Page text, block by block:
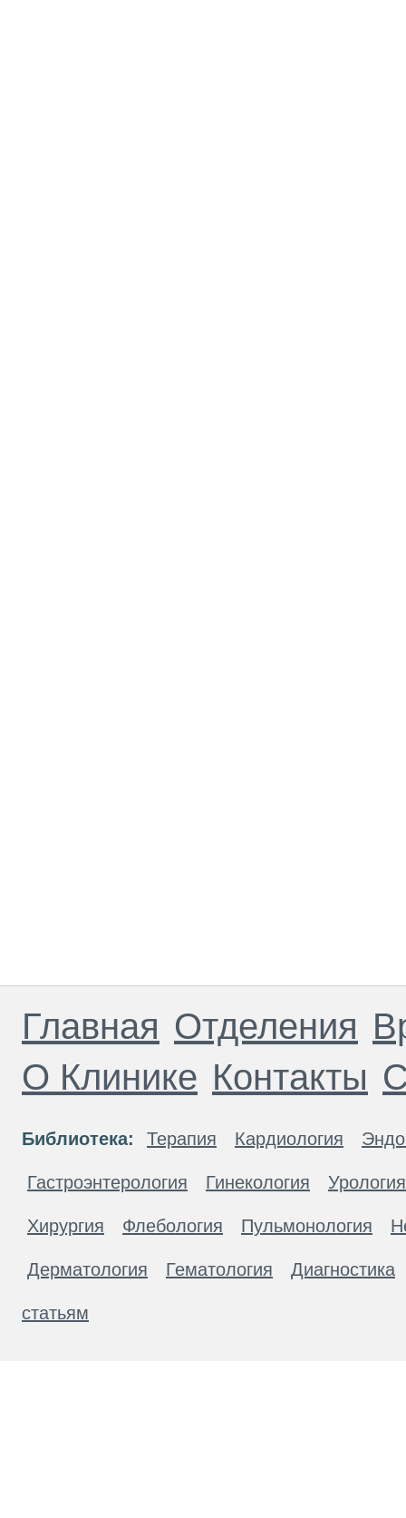
Главная Отделения
О Клинике Контакты
Библиотека: Терапия Кардиология
Гастроэнтерология Гинекология Урология
Хирургия Флебология Пульмонология
Дерматология Гематология Диагностика
статьям